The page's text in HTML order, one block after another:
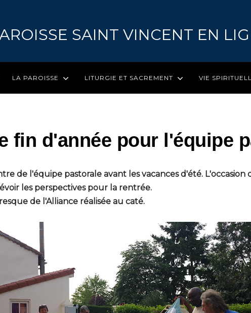
SAINT VINCENT EN
LA PAROISSE LITURGIE ET SACREMENT VIE
fin d'année pour l'équipe
de l'équipe pastorale avant les vacances d'été. L'occasion
les perspectives pour la rentrée.
de l'Alliance réalisée au caté.